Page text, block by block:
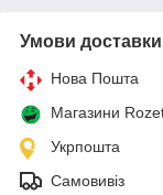
Умови доставки
Нова Пошта
Магазини
Укрпошта
Самовивіз